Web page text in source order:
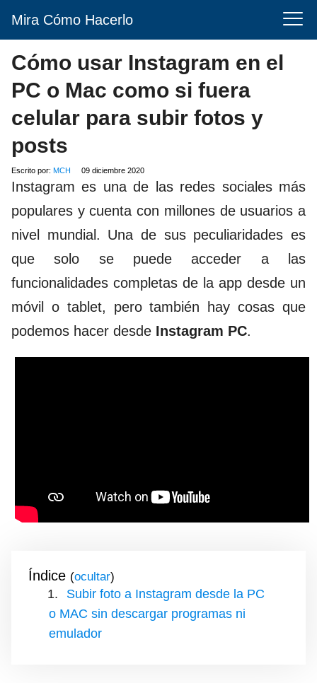
Mira Cómo Hacerlo
Cómo usar Instagram en el
PC o Mac como si fuera
celular para subir fotos y
posts
Escrito por: MCH 09 diciembre 2020
Instagram es una de las redes sociales más
populares y cuenta con millones de usuarios a
nivel mundial. Una de sus peculiaridades es
que solo se puede acceder a las
funcionalidades completas de la app desde un
móvil o tablet, pero también hay cosas que
podemos hacer desde Instagram PC.
Índice ( )
Subir foto a Instagram desde la PC
o MAC sin descargar programas ni
emulador